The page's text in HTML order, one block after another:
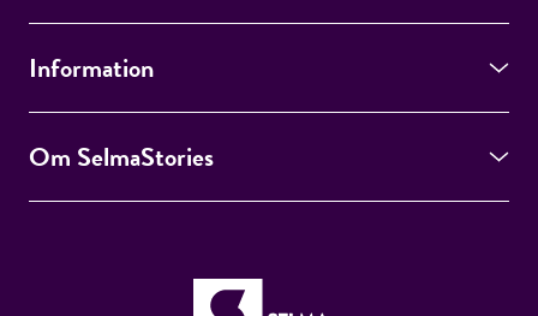
Information
Om SelmaStories